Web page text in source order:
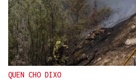
QUEN CHO DIXO